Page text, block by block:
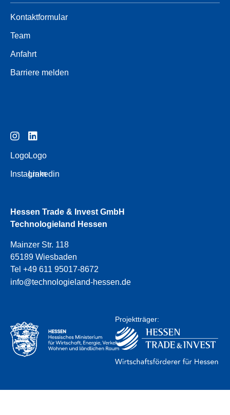
Kontaktformular
Team
Anfahrt
Barriere melden
Logo
Instagram
Logo
Linkedin
Hessen Trade & Invest GmbH
Technologieland Hessen
Mainzer Str. 118
65189 Wiesbaden
Tel +49 611 95017-8672
info@technologieland-hessen.de
Projektträger: